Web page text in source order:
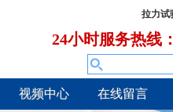
拉力试
24小时服务热线
视频中心 在线留言